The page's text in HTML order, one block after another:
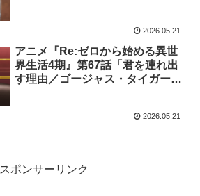
2026.05.21
アニメ『Re:ゼロから始める異世
界生活4期』第67話「君を連れ出
す理由／ゴージャス・タイガー・
2026.05.21
スポンサーリンク